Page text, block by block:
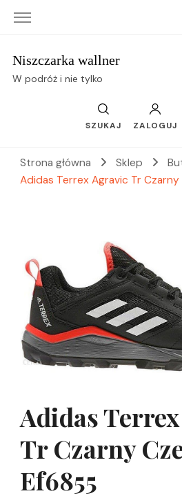
Niszczarka wallner
W podróż i nie tylko
SZUKAJ ZALOGUJ
Strona główna Sklep
Adidas Terrex Agravic Tr
Adidas
Tr Czarny
Ef6855